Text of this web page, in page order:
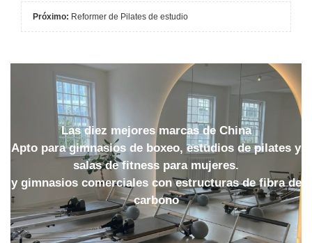
Próximo: Reformer de Pilates de estudio
Las diez mejores marcas de China
Apto para gimnasios de boxeo, estudios de pilates y
salas de fitness para mujeres.
y gimnasios comerciales con estructuras de fibra de
carbono